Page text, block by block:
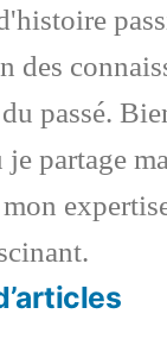
des
passé.
partage